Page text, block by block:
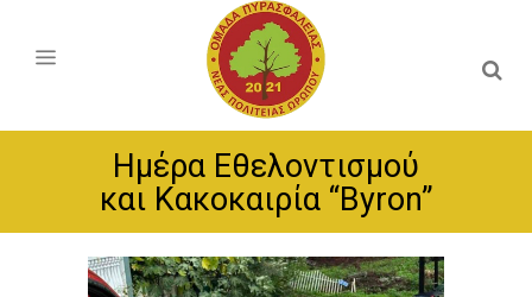
Ημέρα Εθελοντισμού
και Κακοκαιρία “Byron”